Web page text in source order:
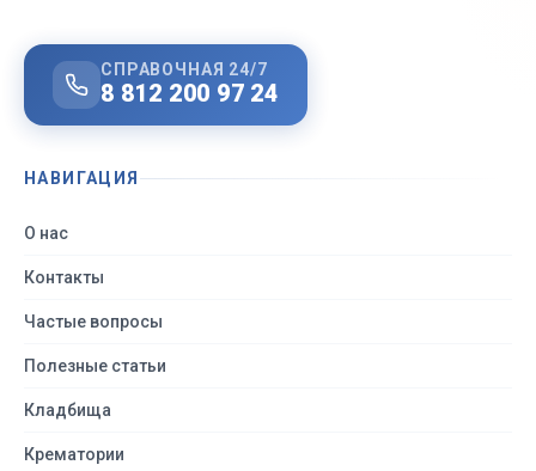
СПРАВОЧНАЯ 24/7
8 812 200 97 24
НАВИГАЦИЯ
О нас
Контакты
Частые вопросы
Полезные статьи
Кладбища
Крематории